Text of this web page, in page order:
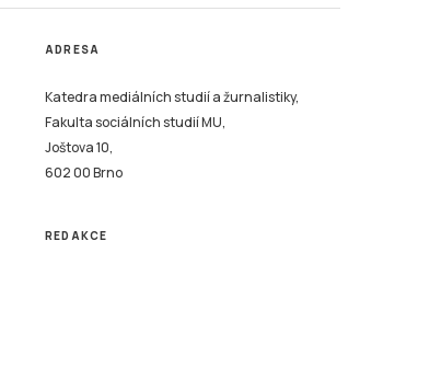
ADRESA
Katedra mediálních studií a žurnalistiky,
Fakulta sociálních studií MU,
Joštova 10,
602 00 Brno
REDAKCE